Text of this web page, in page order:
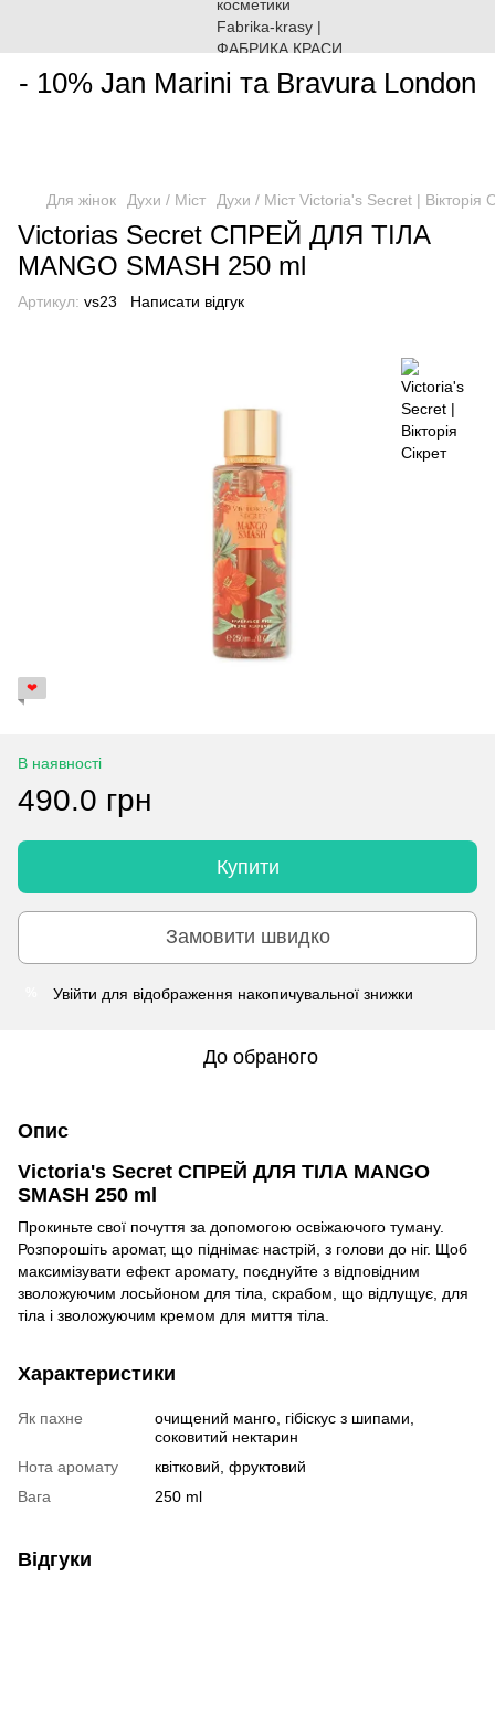
- 10% Jan Marini та Bravura London
Для жінок Духи / Міст Духи / Міст Victoria's Secret | Вікторія
Victorias Secret СПРЕЙ ДЛЯ ТІЛА
MANGO SMASH 250 ml
Артикул: vs23 Написати відгук
❤
В наявності
490.0 грн
Купити
Замовити швидко
Увійти для відображення накопичувальної знижки
До обраного
Опис
Victoria's Secret СПРЕЙ ДЛЯ ТІЛА MANGO
SMASH 250 ml
Прокиньте свої почуття за допомогою освіжаючого туману.
Розпорошіть аромат, що піднімає настрій, з голови до ніг. Щоб
максимізувати ефект аромату, поєднуйте з відповідним
зволожуючим лосьйоном для тіла, скрабом, що відлущує, для
тіла і зволожуючим кремом для миття тіла.
Характеристики
Як пахне
очищений манго, гібіскус з шипами,
соковитий нектарин
Нота аромату
квітковий, фруктовий
Вага
250 ml
Відгуки